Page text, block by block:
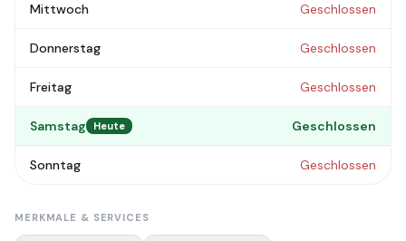
Mittwoch Geschlossen
Donnerstag Geschlossen
Freitag Geschlossen
Samstag Heute Geschlossen
Sonntag Geschlossen
MERKMALE & SERVICES